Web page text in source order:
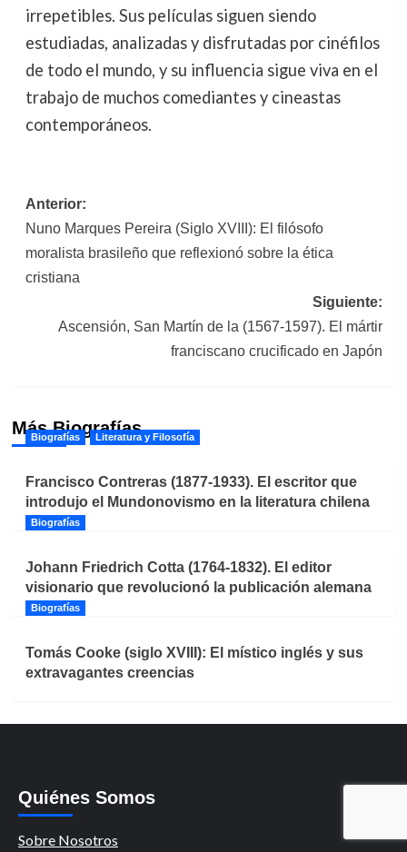
irrepetibles. Sus películas siguen siendo
estudiadas, analizadas y disfrutadas por cinéfilos
de todo el mundo, y su influencia sigue viva en el
trabajo de muchos comediantes y cineastas
contemporáneos.
Navegación
de
entradas
Anterior:
Nuno Marques Pereira (Siglo XVIII): El filósofo
moralista brasileño que reflexionó sobre la ética
cristiana
Siguiente:
Ascensión, San Martín de la (1567-1597). El mártir
franciscano crucificado en Japón
Más Biografías
Biografías Literatura y Filosofía
Francisco Contreras (1877-1933). El escritor que
introdujo el Mundonovismo en la literatura chilena
Biografías
Johann Friedrich Cotta (1764-1832). El editor
visionario que revolucionó la publicación alemana
Biografías
Tomás Cooke (siglo XVIII): El místico inglés y sus
extravagantes creencias
Quiénes Somos
Sobre Nosotros